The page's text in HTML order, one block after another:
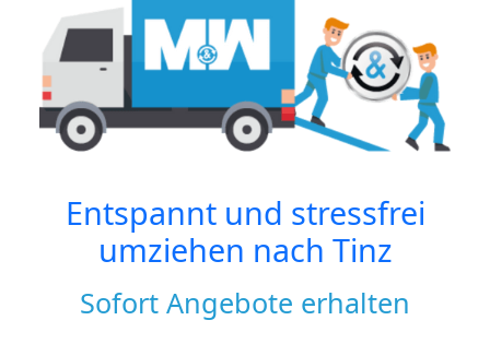
Entspannt und stressfrei
umziehen nach Tinz
Sofort Angebote erhalten